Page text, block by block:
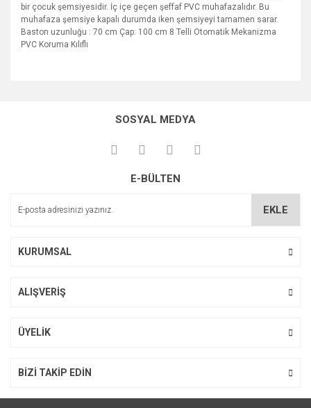
bir çocuk şemsiyesidir. İç içe geçen şeffaf PVC muhafazalıdır. Bu
muhafaza şemsiye kapalı durumda iken şemsiyeyi tamamen sarar.
Baston uzunluğu : 70 cm Çap: 100 cm 8 Telli Otomatik Mekanizma
PVC Koruma Kılıflı
kullanarak tarafımıza iletebilirsiniz.
Görüş ve önerileriniz için teşekkür ederiz.
Ürün açıklamasında eksik bilgiler bulunuyor.
SOSYAL MEDYA
E-BÜLTEN
EKLE
KURUMSAL
ALIŞVERİŞ
ÜYELİK
BİZİ TAKİP EDİN